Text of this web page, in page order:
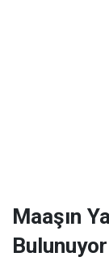
Maaşın
Bulunuyor